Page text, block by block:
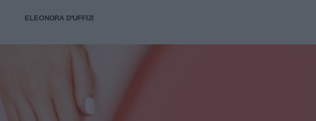
ELEONORA D'UFFIZI